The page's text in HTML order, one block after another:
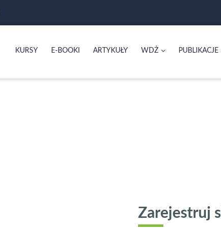
KURSY E-BOOKI ARTYKUŁY WDŻ PUBLIKACJE
Zarejestruj